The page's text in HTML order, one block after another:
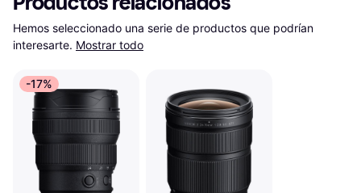
Hemos seleccionado una serie de productos que podrían
interesarte. Mostrar todo
-17%